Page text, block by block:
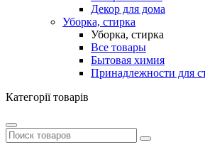
Декор для дома
Уборка, стирка
Уборка, стирка
Все товары
Бытовая химия
Принадлежности для
Категорії товарів